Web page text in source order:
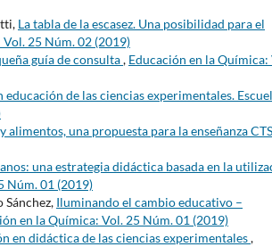
La tabla de la escasez. Una posibilidad para el
25 Núm. 02 (2019)
guía de consulta, Educación en la Química:
de las ciencias experimentales.
alimentos, una propuesta para la enseñanza
una estrategia didáctica basada en la
Núm. 01 (2019)
Iluminando el cambio educativo –
en la Química: Vol. 25 Núm. 01 (2019)
en didáctica de las ciencias experimentales,